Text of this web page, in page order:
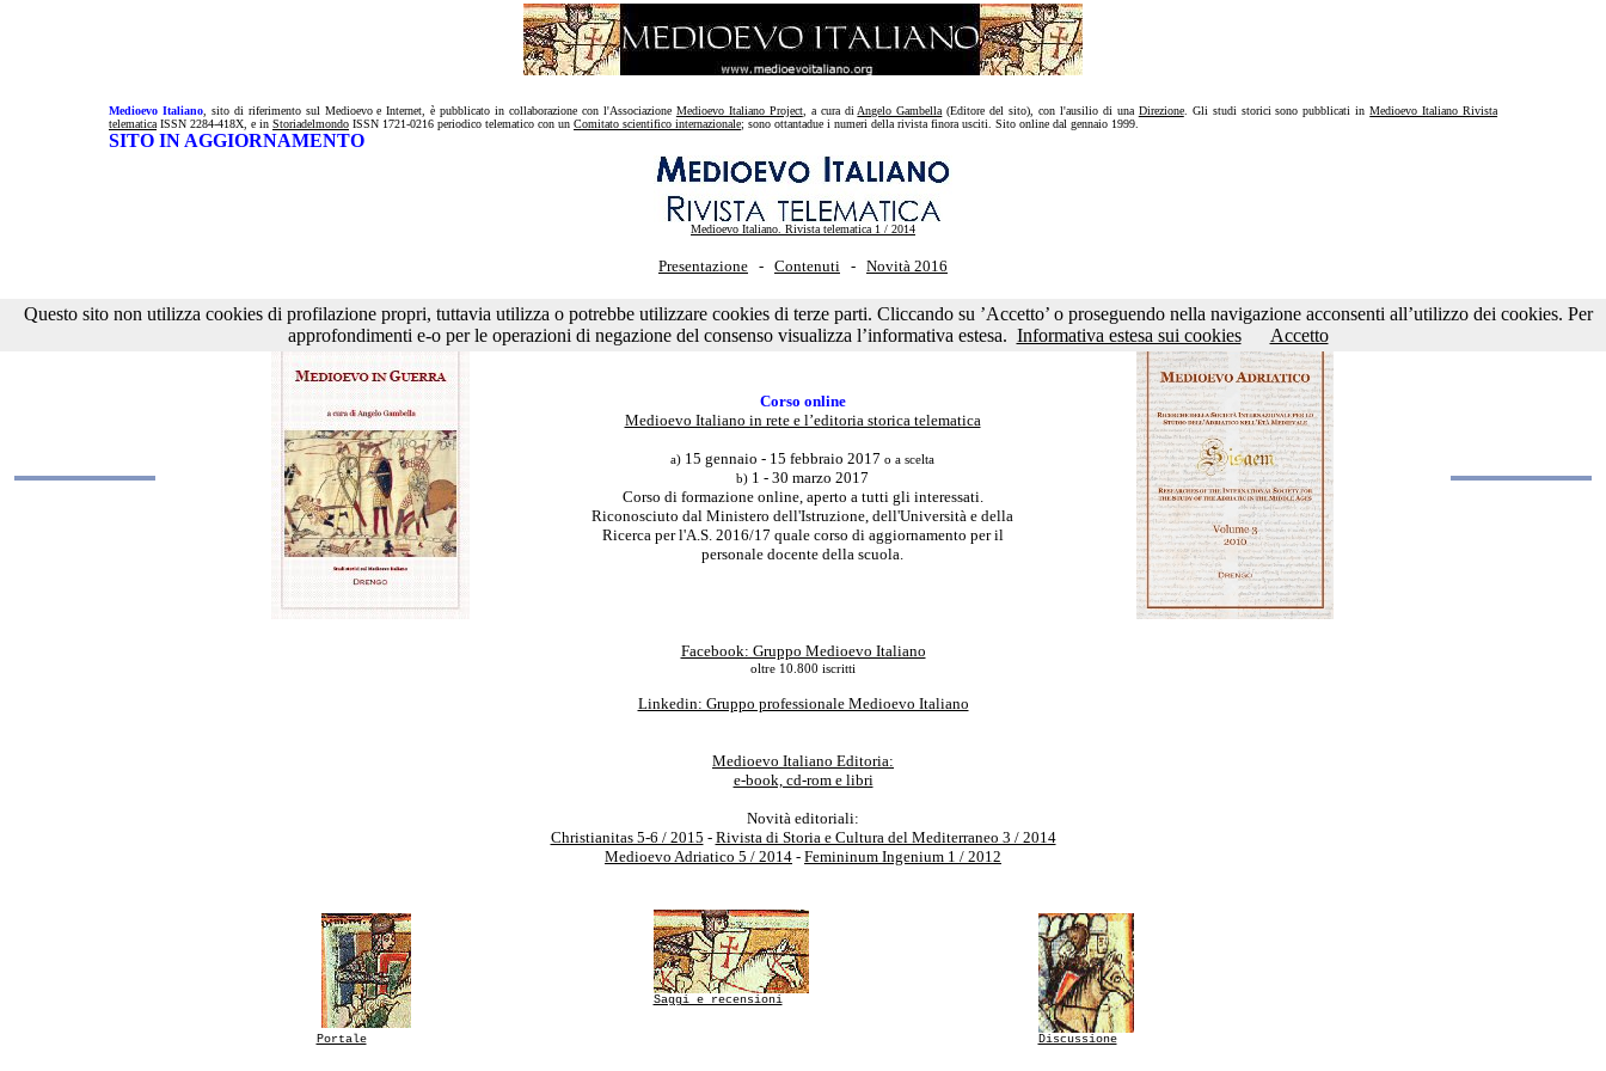
Medioevo Italiano, sito di riferimento sul Medioevo e Internet, è pubblicato in collaborazione con l'Associazione Medioevo Italiano Project, a cura di Angelo Gambella (Editore del sito), con l'ausilio di una Direzione. Gli studi storici sono pubblicati inMedioevo Italiano Rivista
telematica ISSN 2284-418X, e in Storiadelmondo ISSN 1721-0216 periodico telematico con un Comitato scientifico internazionale; sono ottantadue i numeri della rivista finora usciti. Sito online dal gennaio 1999.
SITO IN AGGIORNAMENTO
Medioevo Italiano. Rivista telematica 1 / 2014
Presentazione - Contenuti - Novità 2016
CFP ''Medioevo Adriatico'' vol. 6 / 2016 - CFP periodico telematico ''Storiadelmondo''
Corso online
Medioevo Italiano in rete e l’editoria storica telematica
a) 15 gennaio - 15 febbraio 2017 o a scelta
b) 1 - 30 marzo 2017
Corso di formazione online, aperto a tutti gli interessati.
Riconosciuto dal Ministero dell'Istruzione, dell'Università e della
Ricerca per l'A.S. 2016/17 quale corso di aggiornamento per il
personale docente della scuola.
Facebook: Gruppo Medioevo Italiano
oltre 10.800 iscritti
Linkedin: Gruppo professionale Medioevo Italiano
Medioevo Italiano Editoria:
e-book, cd-rom e libri
Novità editoriali:
Christianitas 5-6 / 2015 - Rivista di Storia e Cultura del Mediterraneo 3 / 2014
Medioevo Adriatico 5 / 2014 - Femininum Ingenium 1 / 2012
Portale
Saggi e recensioni
Discussione
Questo sito non utilizza cookies di profilazione propri, tuttavia utilizza o potrebbe utilizzare cookies di terze parti. Cliccando su ’Accetto’ o proseguendo nella navigazione acconsenti all’utilizzo dei cookies. Per
approfondimenti e-o per le operazioni di negazione del consenso visualizza l’informativa estesa. Informativa estesa sui cookies Accetto